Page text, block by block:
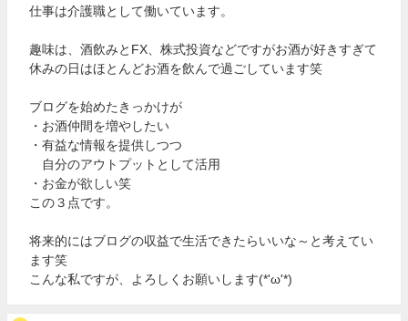
仕事は介護職として働いています。
趣味は、酒飲みとFX、株式投資などですがお酒が好きすぎて
休みの日はほとんどお酒を飲んで過ごしています笑
ブログを始めたきっかけが
・お酒仲間を増やしたい
・有益な情報を提供しつつ
自分のアウトプットとして活用
・お金が欲しい笑
この３点です。
将来的にはブログの収益で生活できたらいいな～と考えてい
ます笑
こんな私ですが、よろしくお願いします(*'ω'*)